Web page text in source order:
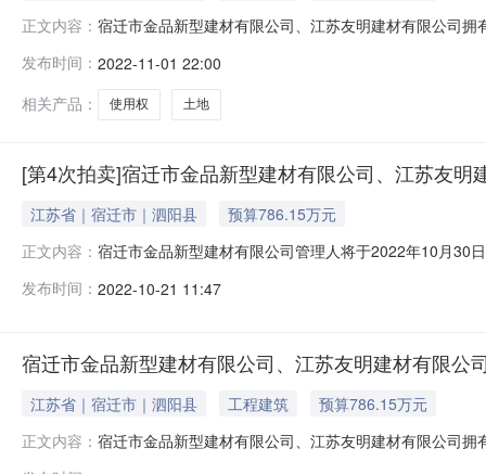
正文内容： 宿迁市金品新型建材有限公司、江苏友明建材有限公司
卖活动，现公告如下：一、拍卖标的宿迁市金品新型建
发布时间： 2022-11-01 22:00
相关产品：
使用权 土地
[第4次拍卖]宿迁市金品新型建材有限公司、江苏友
江苏省｜宿迁市｜泗阳县
预算786.15万元
正文内容： 宿迁市金品新型建材有限公司管理人将于2022年10月30
司拥有的厂房、办公楼、土地使用权、门卫室等全部资
发布时间： 2022-10-21 11:47
宿迁市金品新型建材有限公司、江苏友明建材有限公
江苏省｜宿迁市｜泗阳县 工程建筑
预算786.15万元
正文内容： 宿迁市金品新型建材有限公司、江苏友明建材有限公司